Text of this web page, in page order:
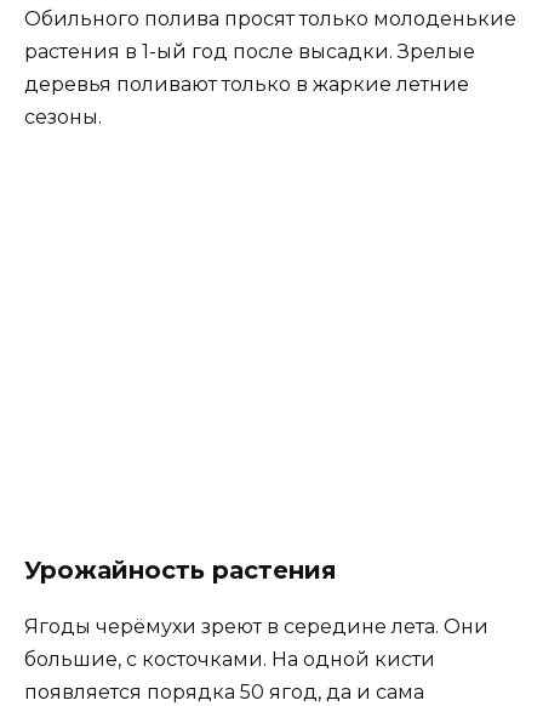
Обильного полива просят только молоденькие
растения в 1-ый год после высадки. Зрелые
деревья поливают только в жаркие летние
сезоны.
Урожайность растения
Ягоды черёмухи зреют в середине лета. Они
большие, с косточками. На одной кисти
появляется порядка 50 ягод, да и сама